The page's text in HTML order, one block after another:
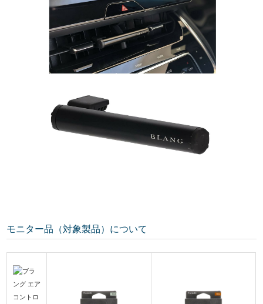
モニター品（対象製品）について